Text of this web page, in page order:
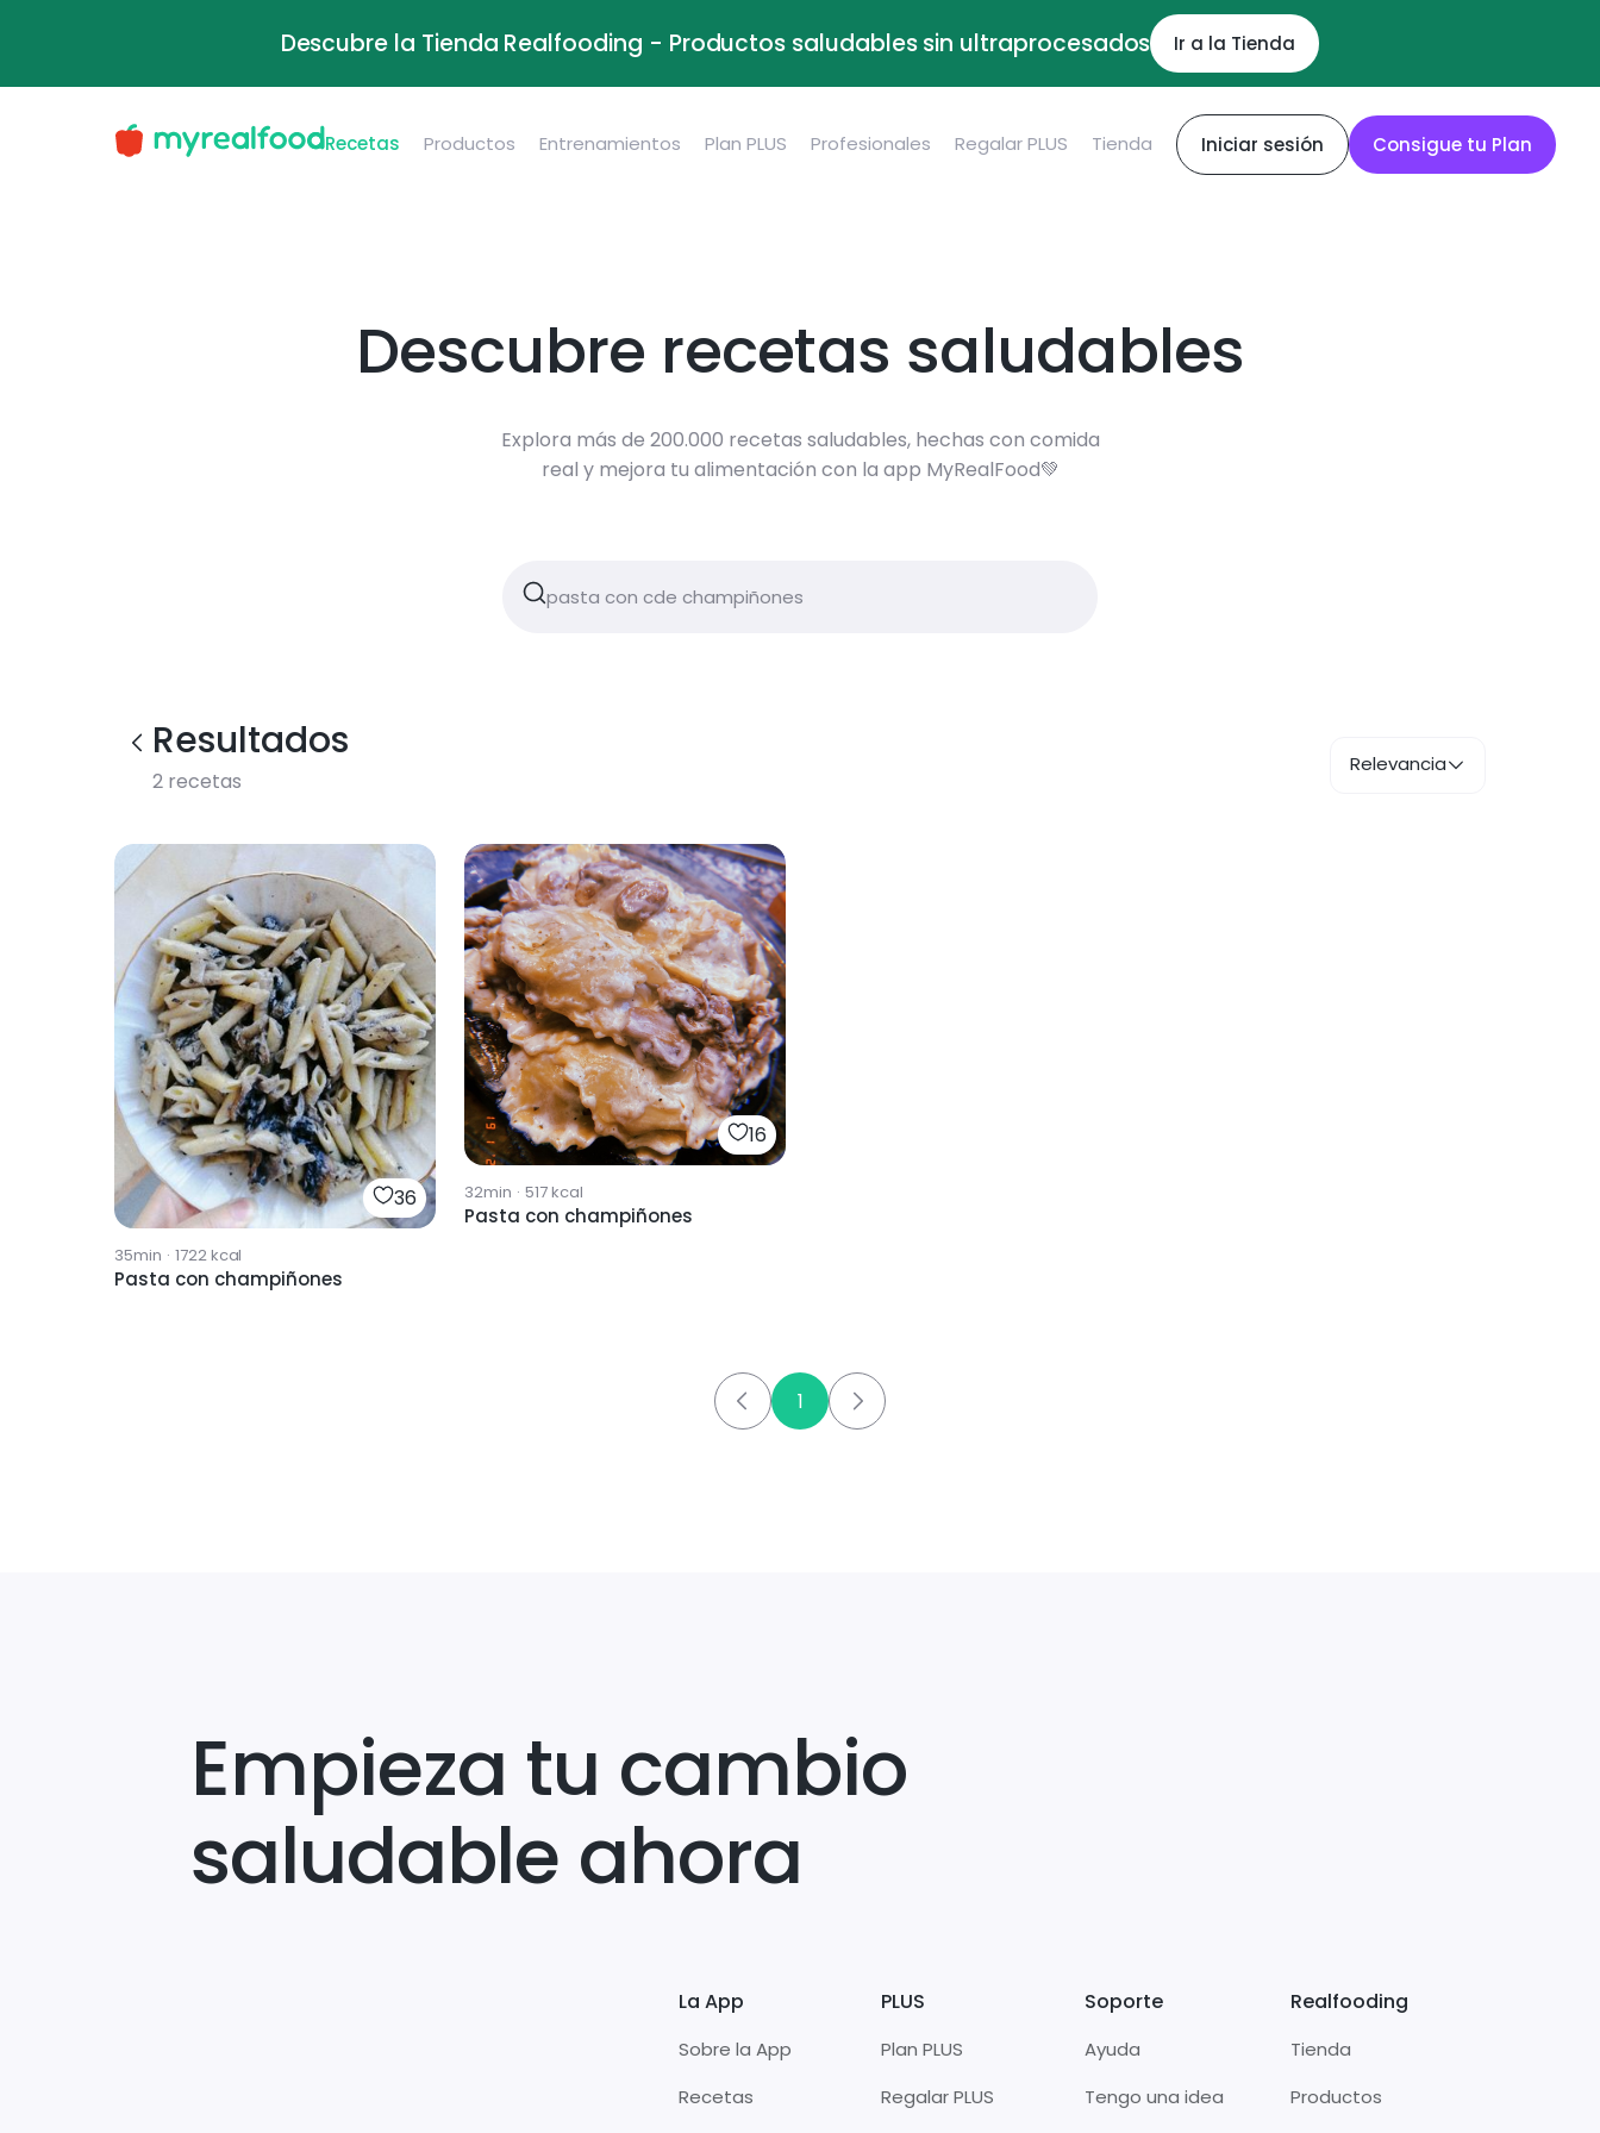
Descubre la Tienda Realfooding - Productos saludables sin ultraprocesados Ir a la Tienda
Recetas Productos Entrenamientos Plan PLUS Profesionales Regalar PLUS Tienda Iniciar sesión Consigue tu Plan
Descubre recetas saludables
Explora más de 200.000 recetas saludables, hechas con comida
real y mejora tu alimentación con la app MyRealFood💚
Resultados
2 recetas
Relevancia
36
35min · 1722kcal
Pasta con champiñones
16
32min · 517kcal
Pasta con champiñones
1
Empieza tu cambio
saludable ahora
La App
Sobre la App
Recetas
PLUS
Plan PLUS
Regalar PLUS
Soporte
Ayuda
Tengo una idea
Realfooding
Tienda
Productos